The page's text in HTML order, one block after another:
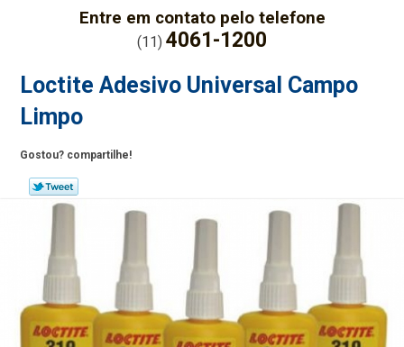
Entre em contato pelo telefone
(11) 4061-1200
Loctite Adesivo Universal Campo
Limpo
Gostou? compartilhe!